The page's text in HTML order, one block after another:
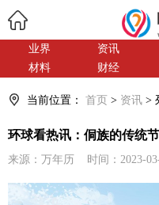
业界 资讯
材料
财经
当前位置： 首页 > 资讯 >
环球看热讯：侗族的传统
来源：万年历 时间：2023-